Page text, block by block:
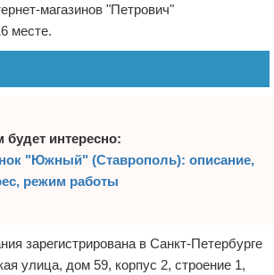
магазинов "Петрович"
месте.
будет интересно:
"Южный" (Ставрополь): описание,
режим работы
зарегистрирована в Санкт-Петербурге
улица, дом 59, корпус 2, строение 1,